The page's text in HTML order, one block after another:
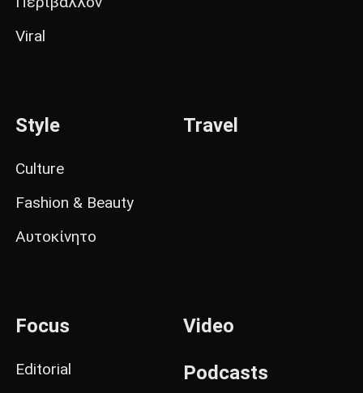
Viral
Style
Culture
Fashion & Beauty
Αυτοκίνητο
Travel
Focus
Editorial
Video
Podcasts